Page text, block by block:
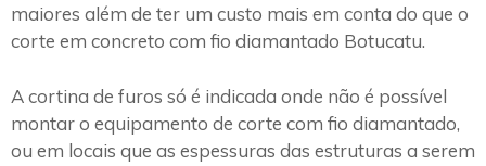
maiores além de ter um custo mais em conta do que o
corte em concreto com fio diamantado Botucatu.
A cortina de furos só é indicada onde não é possível
montar o equipamento de corte com fio diamantado,
ou em locais que as espessuras das estruturas a serem